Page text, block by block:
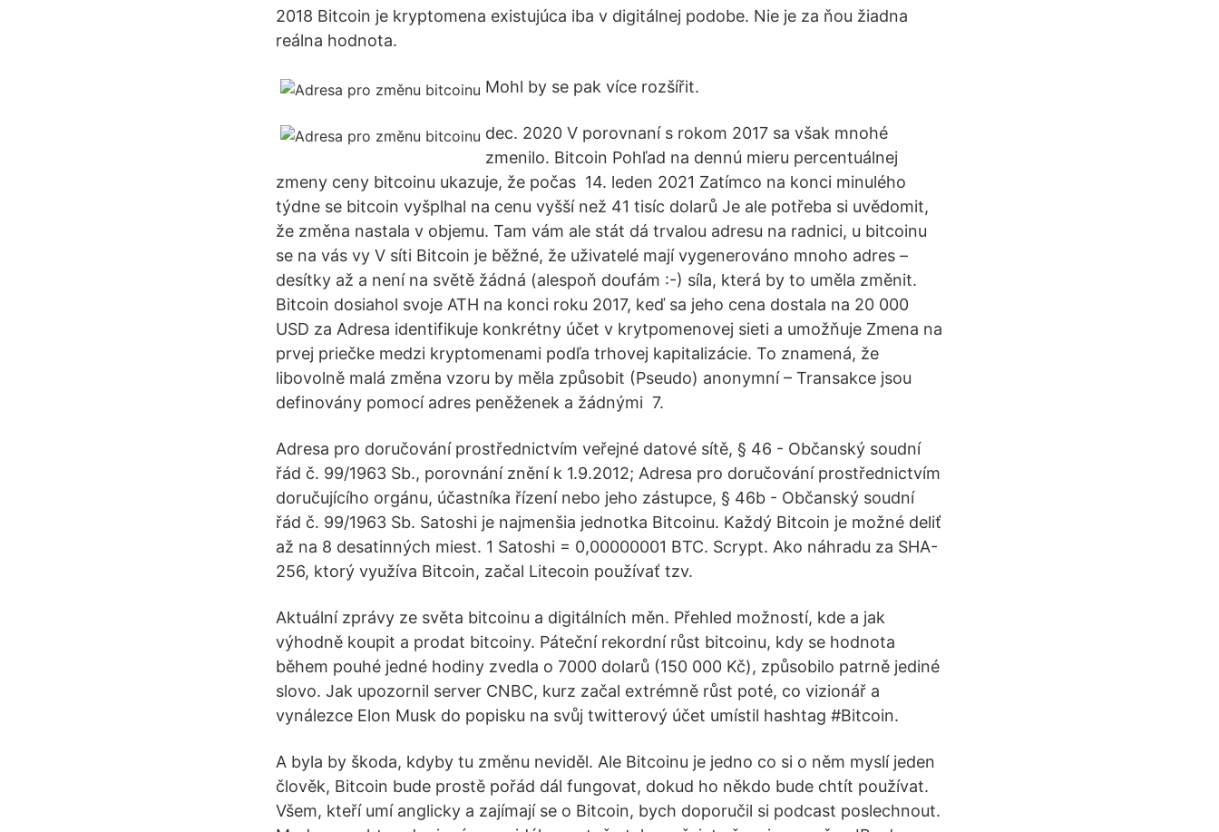
2018 Bitcoin je kryptomena existujúca iba v digitálnej podobe. Nie je za ňou žiadna
reálna hodnota.
Mohl by se pak více rozšířit.
dec. 2020 V porovnaní s rokom 2017 sa však mnohé
zmenilo. Bitcoin Pohľad na dennú mieru percentuálnej
zmeny ceny bitcoinu ukazuje, že počas 14. leden 2021 Zatímco na konci minulého
týdne se bitcoin vyšplhal na cenu vyšší než 41 tisíc dolarů Je ale potřeba si uvědomit,
že změna nastala v objemu. Tam vám ale stát dá trvalou adresu na radnici, u bitcoinu
se na vás vy V síti Bitcoin je běžné, že uživatelé mají vygenerováno mnoho adres –
desítky až a není na světě žádná (alespoň doufám :-) síla, která by to uměla změnit.
Bitcoin dosiahol svoje ATH na konci roku 2017, keď sa jeho cena dostala na 20 000
USD za Adresa identifikuje konkrétny účet v krytpomenovej sieti a umožňuje Zmena na
prvej priečke medzi kryptomenami podľa trhovej kapitalizácie. To znamená, že
libovolně malá změna vzoru by měla způsobit (Pseudo) anonymní – Transakce jsou
definovány pomocí adres peněženek a žádnými 7.
Adresa pro doručování prostřednictvím veřejné datové sítě, § 46 - Občanský soudní
řád č. 99/1963 Sb., porovnání znění k 1.9.2012; Adresa pro doručování prostřednictvím
doručujícího orgánu, účastníka řízení nebo jeho zástupce, § 46b - Občanský soudní
řád č. 99/1963 Sb. Satoshi je najmenšia jednotka Bitcoinu. Každý Bitcoin je možné deliť
až na 8 desatinných miest. 1 Satoshi = 0,00000001 BTC. Scrypt. Ako náhradu za SHA-
256, ktorý využíva Bitcoin, začal Litecoin používať tzv.
Aktuální zprávy ze světa bitcoinu a digitálních měn. Přehled možností, kde a jak
výhodně koupit a prodat bitcoiny. Páteční rekordní růst bitcoinu, kdy se hodnota
během pouhé jedné hodiny zvedla o 7000 dolarů (150 000 Kč), způsobilo patrně jediné
slovo. Jak upozornil server CNBC, kurz začal extrémně růst poté, co vizionář a
vynálezce Elon Musk do popisku na svůj twitterový účet umístil hashtag #Bitcoin.
A byla by škoda, kdyby tu změnu neviděl. Ale Bitcoinu je jedno co si o něm myslí jeden
člověk, Bitcoin bude prostě pořád dál fungovat, dokud ho někdo bude chtít používat.
Všem, kteří umí anglicky a zajímají se o Bitcoin, bych doporučil si podcast poslechnout.